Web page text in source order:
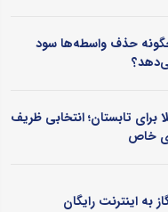
حذف واسطه‌ها سود
برای تابستان؛ انتخابی ظریف
خاص
به اینترنت رایگان